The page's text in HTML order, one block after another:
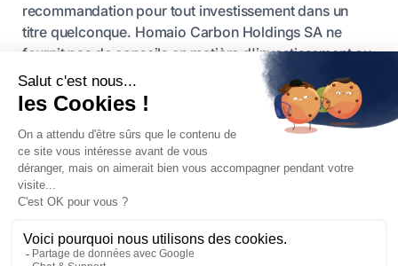
recommandation pour tout investissement dans un
titre quelconque. Homaio Carbon Holdings SA ne
fournit pas de conseils en matière d'investissement ou
de financement.
Les performances financières historiques des EUA ne
sont pas indicatives des rendements futurs. Les
investisseurs potentiels sont priés d'évaluer
soigneusement les risques et incertitudes associés
avant de s'engager dans un investissement. Les
Holdings SA via un environnement de compte distinct